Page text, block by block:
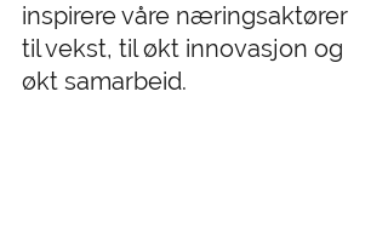
inspirere våre næringsaktører
til vekst, til økt innovasjon og
økt samarbeid.